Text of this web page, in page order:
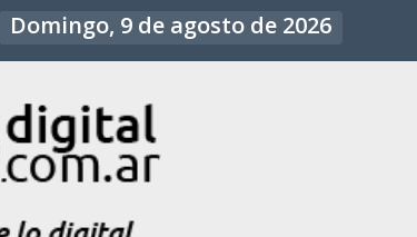
Domingo, 9 de agosto de 2026